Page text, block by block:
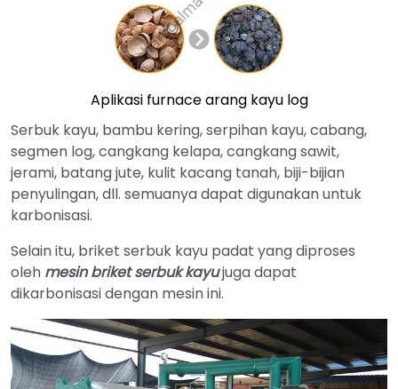
Aplikasi furnace arang kayu log
Serbuk kayu, bambu kering, serpihan kayu, cabang,
segmen log, cangkang kelapa, cangkang sawit,
jerami, batang jute, kulit kacang tanah, biji-bijian
penyulingan, dll. semuanya dapat digunakan untuk
karbonisasi.
Selain itu, briket serbuk kayu padat yang diproses
oleh mesin briket serbuk kayujuga dapat
dikarbonisasi dengan mesin ini.